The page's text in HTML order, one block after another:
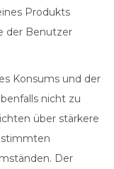
Produkts
der Benutzer
Konsums und der
nicht zu
über stärkere
Der